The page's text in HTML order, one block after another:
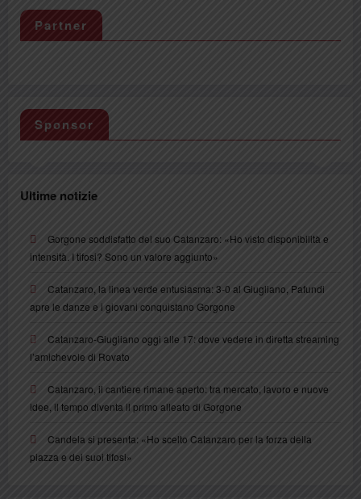
Partner
Sponsor
Ultime notizie
Gorgone soddisfatto del suo Catanzaro: «Ho visto disponibilità e
intensità. I tifosi? Sono un valore aggiunto»
Catanzaro, la linea verde entusiasma: 3-0 al Giugliano, Pafundi
apre le danze e i giovani conquistano Gorgone
Catanzaro-Giugliano oggi alle 17: dove vedere in diretta streaming
l’amichevole di Rovato
Catanzaro, il cantiere rimane aperto: tra mercato, lavoro e nuove
idee, il tempo diventa il primo alleato di Gorgone
Candela si presenta: «Ho scelto Catanzaro per la forza della
piazza e dei suoi tifosi»